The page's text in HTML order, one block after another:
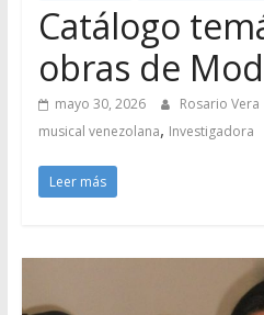
Catálogo
obras de
mayo 30, 2026 Rosario Vera
musical venezolana, Investigadora
Leer más